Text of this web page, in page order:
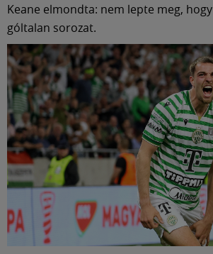
Keane elmondta: nem lepte meg,
góltalan sorozat.